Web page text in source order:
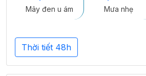
Mây đen u ám
Mưa nhẹ
Thời tiết 48h